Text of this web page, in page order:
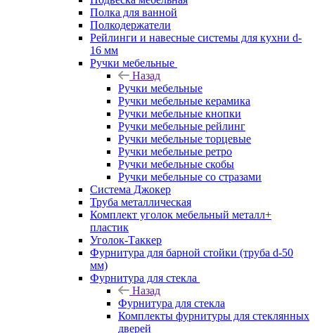
Полка для ванной
Полкодержатели
Рейлинги и навесные системы для кухни d-
16 мм
Ручки мебельные
Назад
Ручки мебельные
Ручки мебельные керамика
Ручки мебельные кнопки
Ручки мебельные рейлинг
Ручки мебельные торцевые
Ручки мебельные ретро
Ручки мебельные скобы
Ручки мебельные со стразами
Система Джокер
Труба металлическая
Комплект уголок мебельный металл+
пластик
Уголок-Таккер
Фурнитура для барной стойки (труба d-50
мм)
Фурнитура для стекла
Назад
Фурнитура для стекла
Комплекты фурнитуры для стеклянных
дверей